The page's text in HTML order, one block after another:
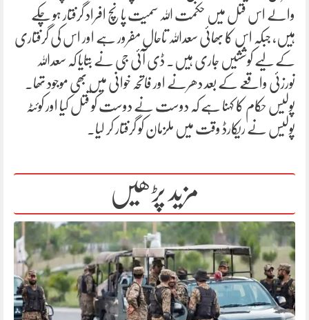
والے اس قتل میں حکمت اللہ سمیت پانچ افراد گرفتار ہو چکے
ہیں، جبکہ اس کا بھائی سعداللہ تاحال مفرور ہے اور اس کی گرفتاری
کے لیے کوششیں جاری ہیں۔ ڈی آئی جی نے بتایا کہ سعداللہ
نورزئی واقعے کے بعد دھرنے اور فاتحہ خوانی میں بھی موجود تھا۔
پولیس حکام کا کہنا ہے کہ دوست نے دوست کو قتل کیا اور کوئٹہ
پولیس نے ریکارڈ وقت میں ملزمان کو گرفتار کر لیا۔
مزید پڑھیں